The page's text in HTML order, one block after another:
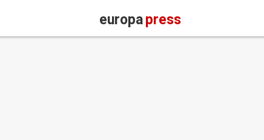
europapress